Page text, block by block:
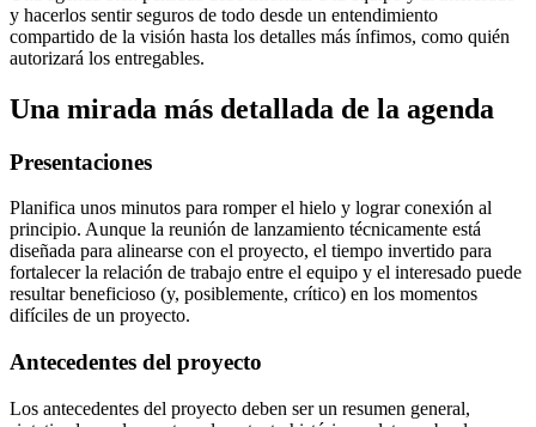
y hacerlos sentir seguros de todo desde un entendimiento
compartido de la visión hasta los detalles más ínfimos, como quién
autorizará los entregables.
Una mirada más detallada de la agenda
Presentaciones
Planifica unos minutos para romper el hielo y lograr conexión al
principio. Aunque la reunión de lanzamiento técnicamente está
diseñada para alinearse con el proyecto, el tiempo invertido para
fortalecer la relación de trabajo entre el equipo y el interesado puede
resultar beneficioso (y, posiblemente, crítico) en los momentos
difíciles de un proyecto.
Antecedentes del proyecto
Los antecedentes del proyecto deben ser un resumen general,